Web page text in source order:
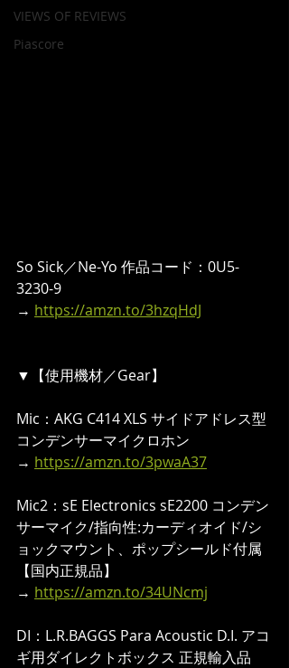
VIEWS OF REVIEWS
Piascore
So Sick／Ne-Yo 作品コード：0U5-
3230-9
→ https://amzn.to/3hzqHdJ
▼【使用機材／Gear】
Mic：AKG C414 XLS サイドアドレス型
コンデンサーマイクロホン
→ https://amzn.to/3pwaA37
Mic2：sE Electronics sE2200 コンデン
サーマイク/指向性:カーディオイド/シ
ョックマウント、ポップシールド付属
【国内正規品】
→ https://amzn.to/34UNcmj
DI：L.R.BAGGS Para Acoustic D.I. アコ
ギ用ダイレクトボックス 正規輸入品